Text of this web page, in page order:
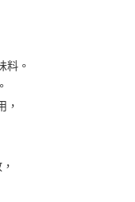
月結算日後寄送繳費提
灣大直營門市／銀行轉
稱本公司）所提供，讓
商店將買賣／分期付款
繳交帳款。
的，商店將以您的個人
項蒐集、處理及利用，
核對及更正。
料。
，